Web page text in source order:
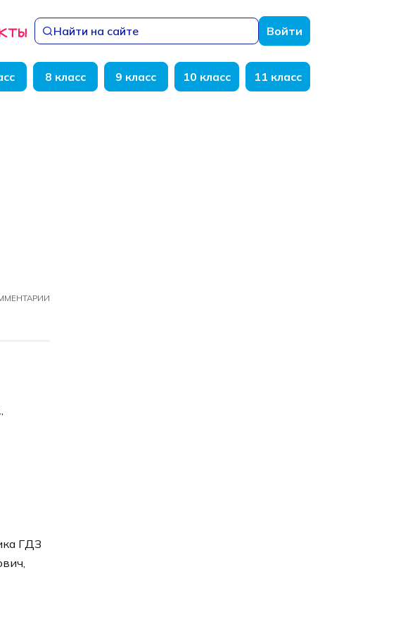
Найти на сайте Войти
8 класс 9 класс 10 класс 11 класс
ГДЗ